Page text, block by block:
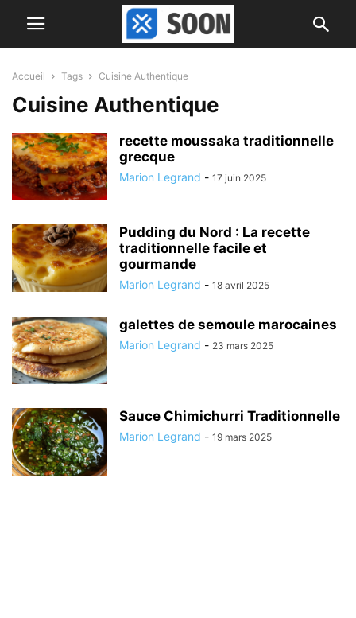
Accueil Tags Cuisine Authentique
Cuisine Authentique
recette moussaka traditionnelle
grecque
Marion Legrand - 17 juin 2025
Pudding du Nord : La recette
traditionnelle facile et
gourmande
Marion Legrand - 18 avril 2025
galettes de semoule marocaines
Marion Legrand - 23 mars 2025
Sauce Chimichurri Traditionnelle
Marion Legrand - 19 mars 2025